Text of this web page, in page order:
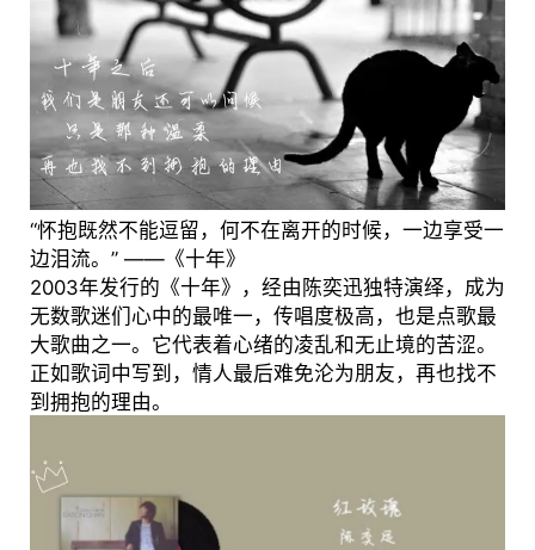
“怀抱既然不能逗留，何不在离开的时候，一边享受一
边泪流。” ——《十年》
2003年发行的《十年》，经由陈奕迅独特演绎，成为
无数歌迷们心中的最唯一，传唱度极高，也是点歌最
大歌曲之一。它代表着心绪的凌乱和无止境的苦涩。
正如歌词中写到，情人最后难免沦为朋友，再也找不
到拥抱的理由。